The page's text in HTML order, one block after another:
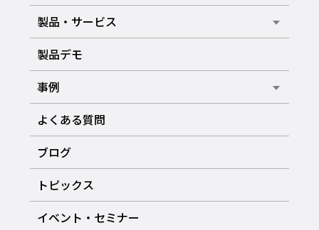
製品・サービス
製品デモ
事例
よくある質問
ブログ
トピックス
イベント・セミナー